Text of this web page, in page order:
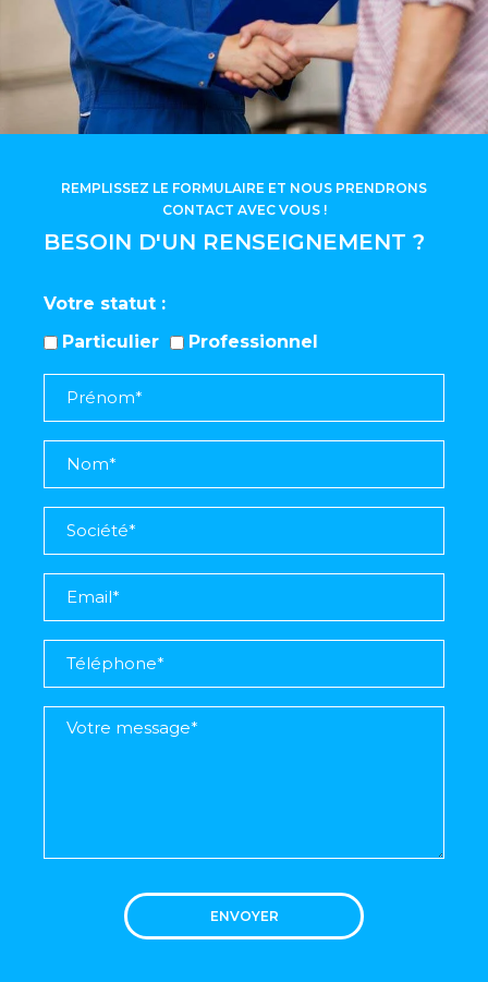
BESOIN D'UN RENSEIGNEMENT ?
REMPLISSEZ LE FORMULAIRE ET NOUS PRENDRONS
CONTACT AVEC VOUS !
Votre statut
Particulier
Professionnel
ENVOYER